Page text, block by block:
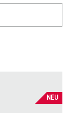
NEU